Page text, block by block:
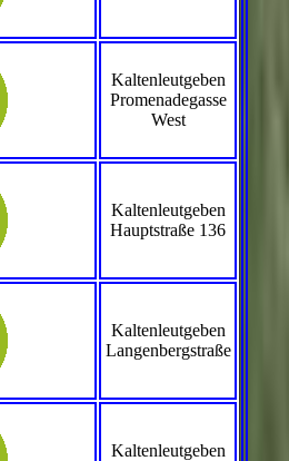
Kaltenleutgeben
Promenadegasse
West
Kaltenleutgeben
Hauptstraße 136
Kaltenleutgeben
Langenbergstraße
Kaltenleutgeben